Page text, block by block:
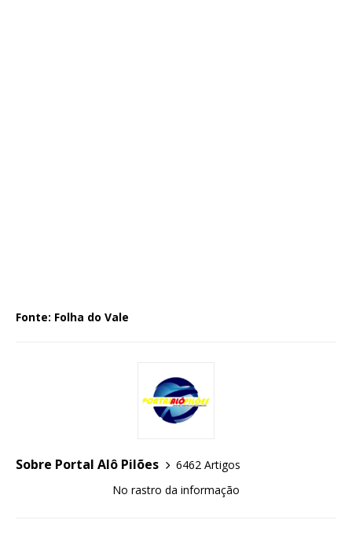
Fonte: Folha do Vale
Sobre Portal Alô Pilões
6462 Artigos
No rastro da informação